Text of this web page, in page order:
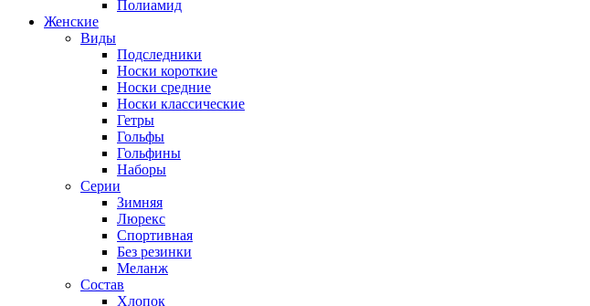
Полиамид
Женские
Виды
Подследники
Носки короткие
Носки средние
Носки классические
Гетры
Гольфы
Гольфины
Наборы
Серии
Зимняя
Люрекс
Спортивная
Без резинки
Меланж
Состав
Хлопок